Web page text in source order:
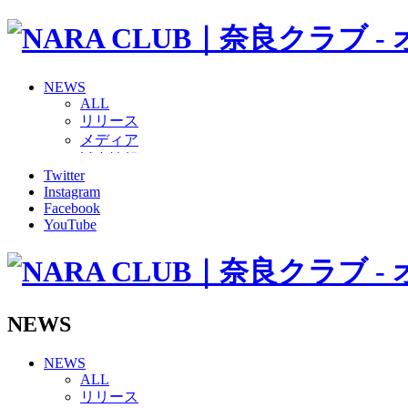
NEWS
ALL
リリース
メディア
グッズ
ファンコミュニティ
普及・育成
ホームタウン
その他
バモス
チアダンススクール
ボランティアチーム「volundeer」
Twitter
Instagram
Facebook
YouTube
NEWS
NEWS
ALL
リリース